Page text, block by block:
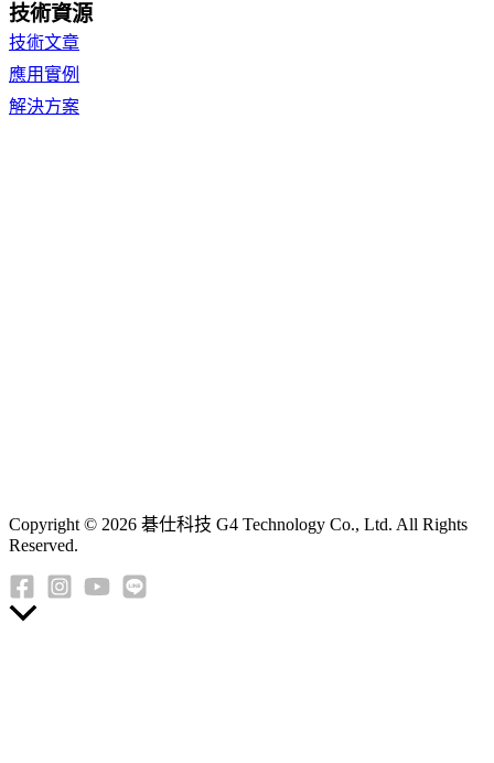
技術資源
技術文章
應用實例
解決方案
Copyright © 2026 碁仕科技 G4 Technology Co., Ltd. All Rights
Reserved.